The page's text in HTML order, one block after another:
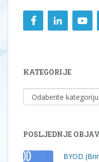
KATEGORIJE
KATEGORIJE
POSLJEDNJE
BYOD